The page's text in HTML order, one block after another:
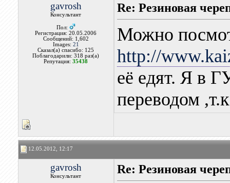
gavrosh
Консультант
Пол:
Регистрация: 20.05.2006
Сообщений: 1,602
Images: 21
Сказал(а) спасибо: 125
Поблагодарили: 318 раз(а)
Репутация:35438
Re: Резиновая
Можно
http://
её едят. Я в
переводом
12.05.2012, 12:17
gavrosh
Консультант
Re: Резиновая